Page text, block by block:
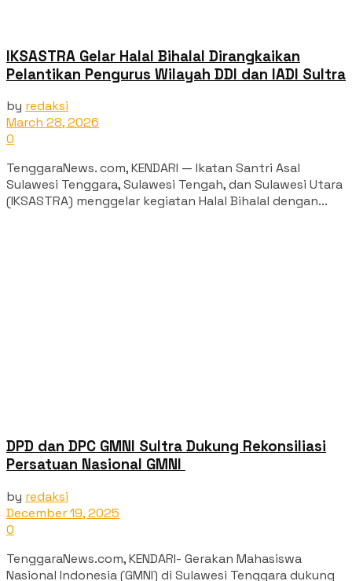
IKSASTRA Gelar Halal Bihalal Dirangkaikan
Pelantikan Pengurus Wilayah DDI dan IADI Sultra
by redaksi
March 28, 2026
0
TenggaraNews. com, KENDARI — Ikatan Santri Asal
Sulawesi Tenggara, Sulawesi Tengah, dan Sulawesi Utara
(IKSASTRA) menggelar kegiatan Halal Bihalal dengan...
DPD dan DPC GMNI Sultra Dukung Rekonsiliasi
Persatuan Nasional GMNI ‎
by redaksi
December 19, 2025
0
TenggaraNews.com, KENDARI- Gerakan Mahasiswa
Nasional Indonesia (GMNI) di Sulawesi Tenggara dukung